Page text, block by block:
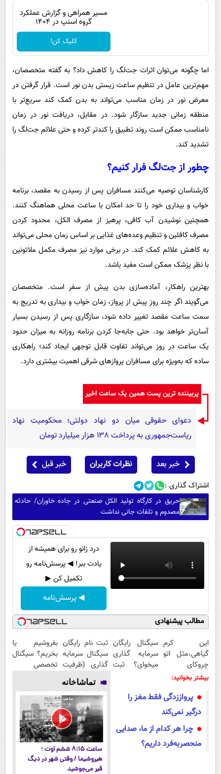
مسیر همراهی و گزارش عملکرد
گروه اسنپ در ۱۴۰۴
کلیک کن!
اما چگونه می‌توان اثرات جت‌لگ را کاهش داد؟ به گفته متخصصان،
مهم‌ترین عامل در تنظیم ساعت زیستی بدن نور است. قرار گرفتن در
معرض نور در زمان مناسب می‌تواند به بدن کمک کند سریع‌تر با
منطقه زمانی جدید سازگار شود. در مقابل، دریافت نور در زمان
نامناسب ممکن است روند تطبیق را کندتر کرده و حتی علائم جت‌لگ را
تشدید کند.
چطور از جت‌لگ فرار کنیم؟
کارشناسان توصیه می‌کنند مسافران پس از رسیدن به مقصد، برنامه
خواب و بیداری خود را تا حد امکان با ساعت محلی هماهنگ کنند.
همچنین نوشیدن آب کافی، پرهیز از مصرف الکل، محدود کردن
مصرف کافئین و تنظیم وعده‌های غذایی بر اساس زمان محلی می‌تواند
به کاهش علائم کمک کند. در برخی موارد نیز مصرف مکمل ملاتونین
با نظر پزشک ممکن است مفید باشد.
بهترین راهکار، آماده‌سازی بدن پیش از سفر است. متخصصان
می‌گویند اگر چند روز پیش از پرواز، زمان خواب و بیداری به تدریج به
سمت ساعت مقصد تغییر داده شود، سازگاری پس از رسیدن بسیار
آسان‌تر خواهد بود. حتی جابه‌جا کردن برنامه روزانه به میزان حدود
یک ساعت در روز می‌تواند تفاوت قابل توجهی ایجاد کند؛ راهکاری
ساده که به‌ویژه برای مسافران پروازهای شرقی اهمیت بیشتری دارد.
پربیننده ترین پست همین یک ساعت اخیر
دعوای حقوقی میان دو نهاد دولتی؛ محکومیت نهاد
ریاست‌جمهوری به پرداخت ۱۳۸ هزار میلیارد تومان
خبر بعد نظرات کاربران خبر قبل
اشتراک گذاری :
حریق در کارگاه تولید الکل صنعتی در جاده خاوران/ حادثه
مصدوم و تلفات جانی نداشت
درد زانو رو برای همیشه از
یادت ببر! ◀ پرسش‌نامه رو
تکمیل کن ▶
◀ پرسش‌نامه
مطالب پیشنهادی
این کرم
گیاهی،مثل اتو
چروکای
پوستتوصاف
سیگنال رایگان
سرمایه گذاری
میخوای؟ ثبت
ثبت نام رایگان
سیگنال سرمایه
گذاری (ظرفیت
محدود)
بفروشیم یا
بخریم؟ سیگنال
تخصصی
بیشتر بخوانید:
پرواززدگی فقط مغز را
درگیر نمی‌کند
چرا هر کدام از ما، صدایی
منحصربه‌فرد داریم؟
تماشاخانه
ساعت ۸:۱۵ ششم اوت ؛
هیروشیما / وقتی شهر در دیگ
قیر می‌جوشید